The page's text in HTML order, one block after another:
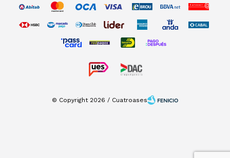
© Copyright 2026 / Cuatroases